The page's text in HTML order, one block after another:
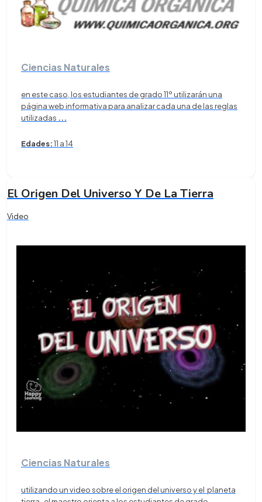
Ciencias Naturales
en este caso, los estudiantes de grado 11º utilizarán una
página web informativa para analizar cada una de las reglas
utilizadas ...
Edades:11 a 14
El Origen Del Universo Y De La Tierra
Video
Ciencias Naturales
utilizando un video sobre el origen del universo y el planeta